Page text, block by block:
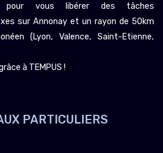
pour vous libérer des tâches
sur Annonay et un rayon de 50km
(Lyon, Valence, Saint-Etienne,
à TEMPUS !
PARTICULIERS